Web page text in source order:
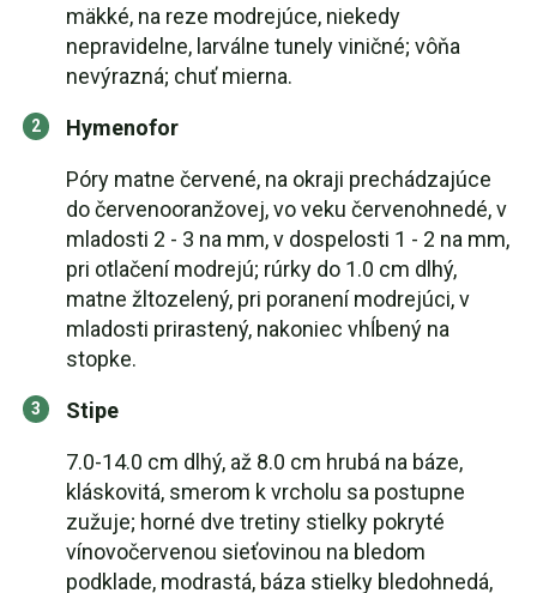
mäkké, na reze modrejúce, niekedy
nepravidelne, larválne tunely viničné; vôňa
nevýrazná; chuť mierna.
Hymenofor
Póry matne červené, na okraji prechádzajúce
do červenooranžovej, vo veku červenohnedé, v
mladosti 2 - 3 na mm, v dospelosti 1 - 2 na mm,
pri otlačení modrejú; rúrky do 1.0 cm dlhý,
matne žltozelený, pri poranení modrejúci, v
mladosti prirastený, nakoniec vhĺbený na
stopke.
Stipe
7.0-14.0 cm dlhý, až 8.0 cm hrubá na báze,
kláskovitá, smerom k vrcholu sa postupne
zužuje; horné dve tretiny stielky pokryté
vínovočervenou sieťovinou na bledom
podklade, modrastá, báza stielky bledohnedá,